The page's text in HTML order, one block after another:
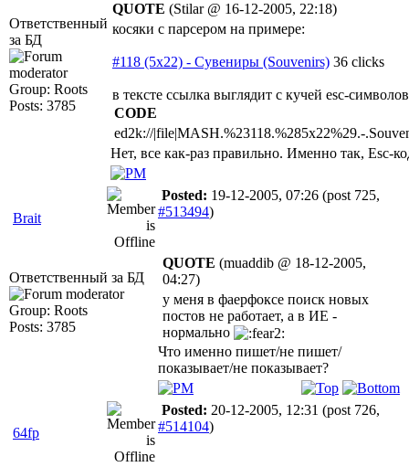
Ответственный
за БД
Group: Roots
Posts: 3785
QUOTE (Stilar @ 16-12-2005, 22:18)
косяки с парсером на примере:
#118 (5x22) - Сувениры (Souvenirs) 36 clicks
в тексте ссылка выглядит с кучей esc-
CODE
ed2k://|file|MASH.%23118.%285x22%29.-
Нет, все как-раз правильно. Именно так, Esc-
Brait
Posted: 19-12-2005, 07:26 (post 725,
#513494)
Ответственный за БД
Group: Roots
Posts: 3785
QUOTE (muaddib @ 18-12-2005,
04:27)
у меня в фаерфоксе поиск новых
постов не работает, а в ИЕ -
нормально
Что именно пишет/не пишет/
показывает/не показывает?
64fp
Posted: 20-12-2005, 12:31 (post 726,
#514104)